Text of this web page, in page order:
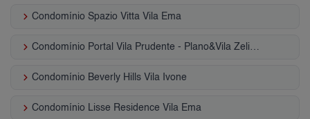
keyboard_arrow_right Condomínio Spazio Vitta Vila Ema
keyboard_arrow_right Condomínio Portal Vila Prudente - Plano&Vila Zelina Vila Graciosa
keyboard_arrow_right Condomínio Beverly Hills Vila Ivone
keyboard_arrow_right Condomínio Lisse Residence Vila Ema